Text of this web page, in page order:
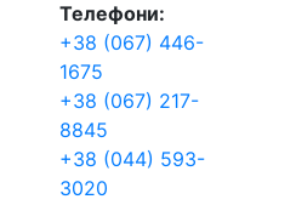
Телефони:
+38 (067) 446-
1675
+38 (067) 217-
8845
+38 (044) 593-
3020